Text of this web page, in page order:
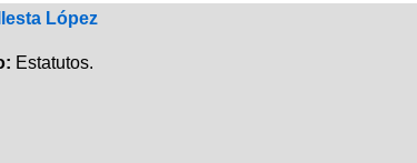
López
Estatutos.